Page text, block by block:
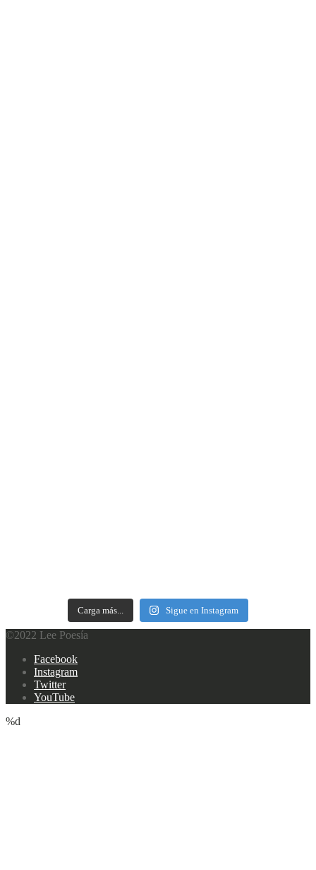
Carga más... Sigue en Instagram
©2022 Lee Poesía
Footer
navigation
Facebook
Instagram
Twitter
YouTube
%d